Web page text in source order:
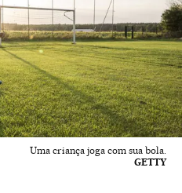
Uma criança joga com sua bola.
GETTY